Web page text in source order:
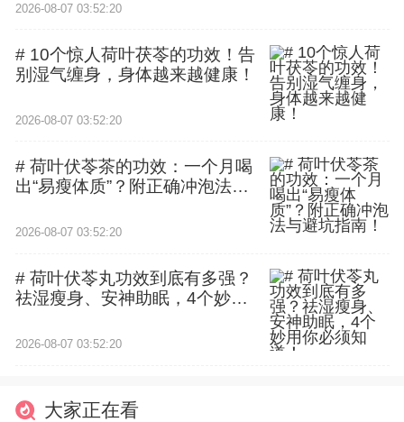
2026-08-07 03:52:20
# 10个惊人荷叶茯苓的功效！告
别湿气缠身，身体越来越健康！
2026-08-07 03:52:20
# 荷叶伏苓茶的功效：一个月喝
出“易瘦体质”？附正确冲泡法与
2026-08-07 03:52:20
# 荷叶伏苓丸功效到底有多强？
祛湿瘦身、安神助眠，4个妙用
2026-08-07 03:52:20
大家正在看